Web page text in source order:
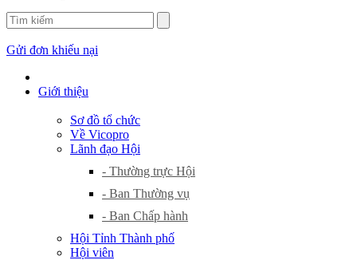
Gửi đơn khiếu nại
Giới thiệu
Sơ đồ tổ chức
Về Vicopro
Lãnh đạo Hội
- Thường trực Hội
- Ban Thường vụ
- Ban Chấp hành
Hội Tỉnh Thành phố
Hội viên